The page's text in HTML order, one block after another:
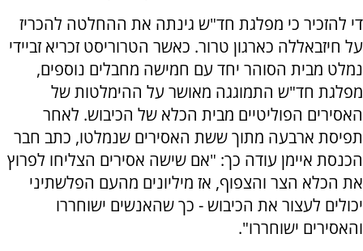
די להזכיר כי מפלגת חד"ש גינתה את ההחלטה להכריז
על חיזבאללה כארגון טרור. כאשר הטרוריסט זכריא זביידי
נמלט מבית הסוהר יחד עם חמישה מחבלים נוספים,
מפלגת חד"ש התמוגגה מאושר על ההימלטות של
האסירים הפוליטיים מבית הכלא של הכיבוש. לאחר
תפיסת ארבעה מתוך ששת האסירים שנמלטו, כתב חבר
הכנסת איימן עודה כך: "אם שישה אסירים הצליחו לפרוץ
את הכלא הצר והצפוף, אז מיליונים מהעם הפלשתיני
יכולים לעצור את הכיבוש - כך שהאנשים ישוחררו
והאסירים ישוחררו".